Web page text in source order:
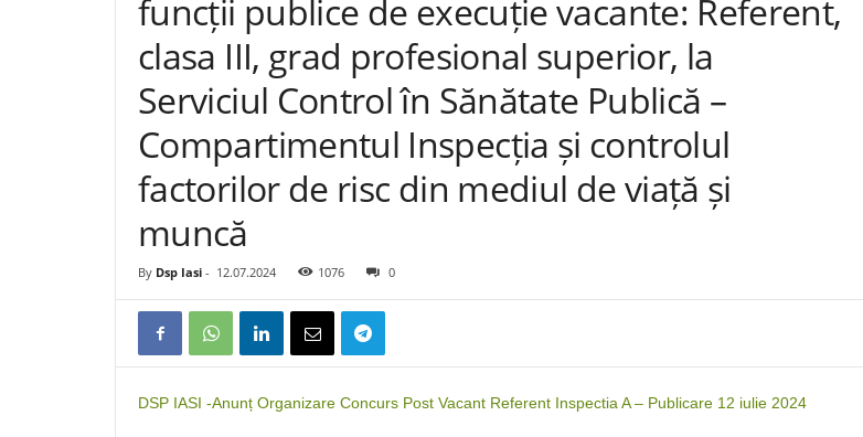
funcții publice de execuție vacante: Referent,
clasa III, grad profesional superior, la
Serviciul Control în Sănătate Publică –
Compartimentul Inspecția și controlul
factorilor de risc din mediul de viață și
muncă
By Dsp Iasi - 12.07.2024 1076 0
DSP IASI -Anunț Organizare Concurs Post Vacant Referent Inspectia A – Publicare 12 iulie 2024